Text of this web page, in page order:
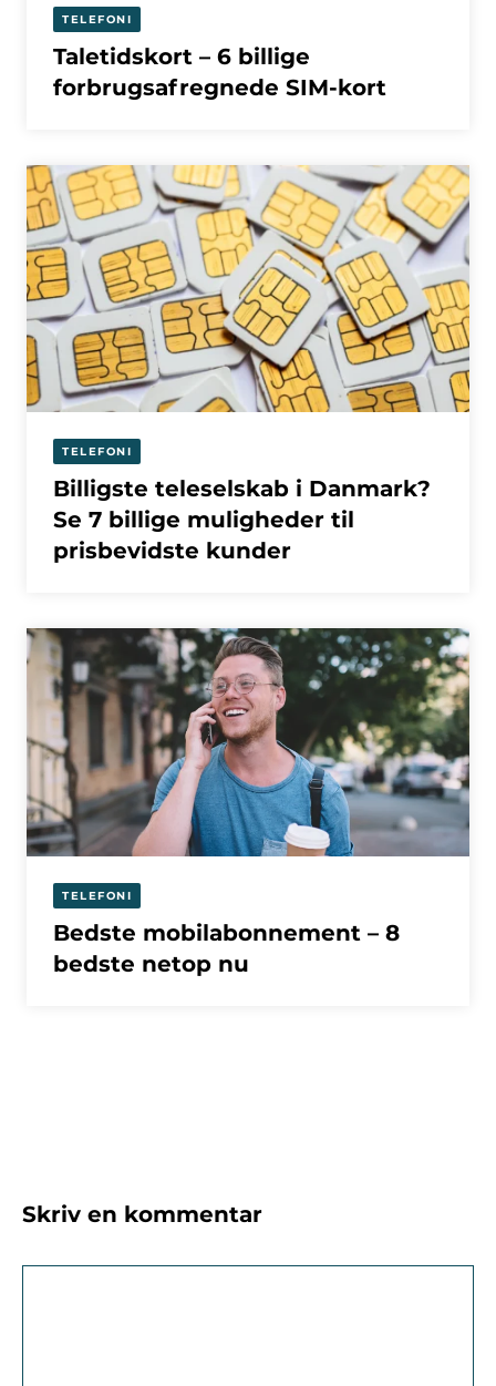
TELEFONI
Taletidskort – 6 billige
forbrugsafregnede SIM-kort
TELEFONI
Billigste teleselskab i Danmark?
Se 7 billige muligheder til
prisbevidste kunder
TELEFONI
Bedste mobilabonnement – 8
bedste netop nu
Skriv en kommentar